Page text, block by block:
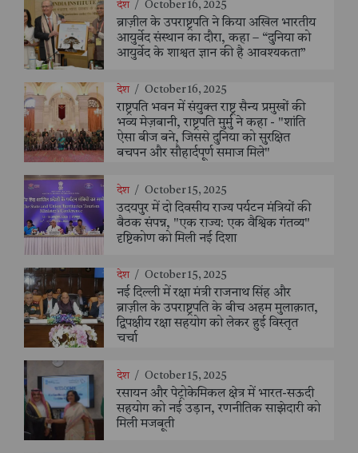
देश / October 16, 2025
ब्राज़ील के उपराष्ट्रपति ने किया अखिल भारतीय
आयुर्वेद संस्थान का दौरा, कहा – “दुनिया को
आयुर्वेद के शाश्वत ज्ञान की है आवश्यकता”
देश / October 16, 2025
राष्ट्रपति भवन में संयुक्त राष्ट्र सैन्य प्रमुखों की
भव्य मेज़बानी, राष्ट्रपति मुर्मु ने कहा - "शांति
ऐसा बीज बने, जिससे दुनिया को सुरक्षित
बचपन और सौहार्दपूर्ण समाज मिले"
देश / October 15, 2025
उदयपुर में दो दिवसीय राज्य पर्यटन मंत्रियों की
बैठक संपन्न, "एक राज्य: एक वैश्विक गंतव्य"
दृष्टिकोण को मिली नई दिशा
देश / October 15, 2025
नई दिल्ली में रक्षा मंत्री राजनाथ सिंह और
ब्राज़ील के उपराष्ट्रपति के बीच अहम मुलाक़ात,
द्विपक्षीय रक्षा सहयोग को लेकर हुई विस्तृत
चर्चा
देश / October 15, 2025
रसायन और पेट्रोकेमिकल क्षेत्र में भारत-सऊदी
सहयोग को नई उड़ान, रणनीतिक साझेदारी को
मिली मजबूती